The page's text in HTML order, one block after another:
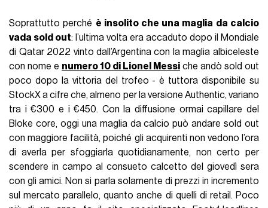
Soprattutto perché è insolito che una maglia da calcio
vada sold out: l’ultima volta era accaduto dopo il Mondiale
di Qatar 2022 vinto dall’Argentina con la maglia albiceleste
con nome e numero 10 di Lionel Messi che andò sold out
poco dopo la vittoria del trofeo - è tuttora disponibile su
StockX a cifre che, almeno per la versione Authentic, variano
tra i €300 e i €450. Con la diffusione ormai capillare del
Bloke core, oggi una maglia da calcio può andare sold out
con maggiore facilità, poiché gli acquirenti non vedono l’ora
di averla per sfoggiarla quotidianamente, non certo per
scendere in campo al consueto calcetto del giovedì sera
con gli amici. Non si parla solamente di prezzi in incremento
sul mercato parallelo, quanto anche di quelli di retail. Poco